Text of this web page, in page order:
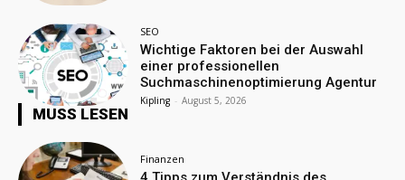
SEO
Wichtige Faktoren bei der Auswahl
einer professionellen
Suchmaschinenoptimierung Agentur
Kipling - August 5, 2026
MUSS LESEN
Finanzen